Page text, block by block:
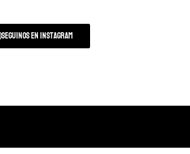
Seguinos en Instagram